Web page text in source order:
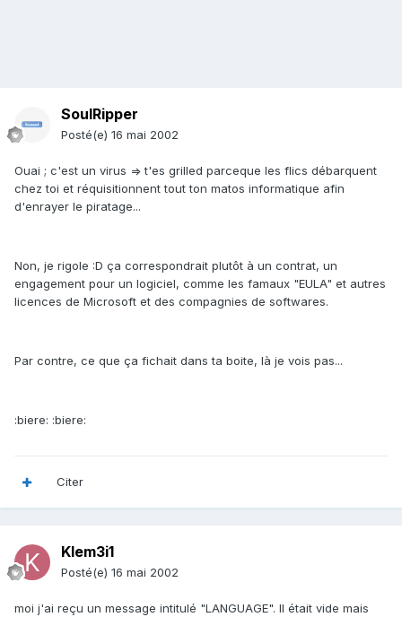
SoulRipper
Posté(e) 16 mai 2002
Ouai ; c'est un virus => t'es grilled parceque les flics débarquent
chez toi et réquisitionnent tout ton matos informatique afin
d'enrayer le piratage...
Non, je rigole :D ça correspondrait plutôt à un contrat, un
engagement pour un logiciel, comme les famaux "EULA" et autres
licences de Microsoft et des compagnies de softwares.
Par contre, ce que ça fichait dans ta boite, là je vois pas...
:biere: :biere:
Citer
Klem3i1
Posté(e) 16 mai 2002
moi j'ai reçu un message intitulé "LANGUAGE". Il était vide mais